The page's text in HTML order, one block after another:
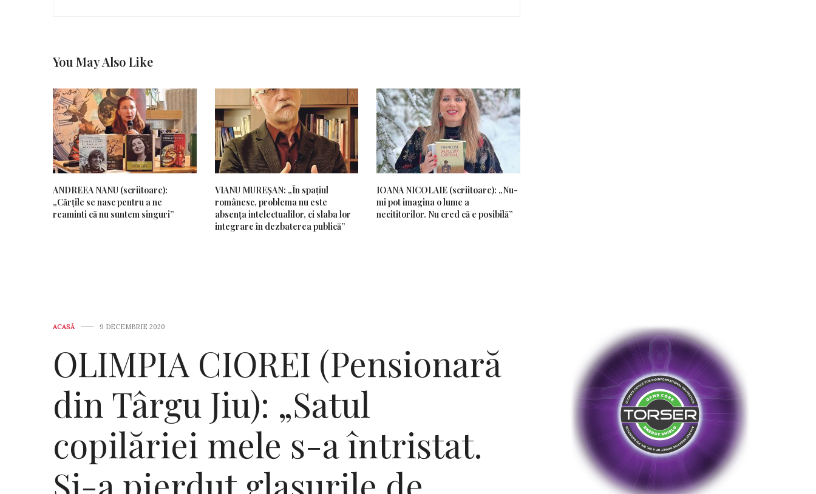
You May Also Like
ANDREEA NANU (scriitoare):
„Cărțile se nasc pentru a ne
reaminti că nu suntem singuri”
VIANU MUREȘAN: „În spațiul
românesc, problema nu este
absența intelectualilor, ci slaba lor
integrare în dezbaterea publică”
IOANA NICOLAIE (scriitoare): „Nu-
mi pot imagina o lume a
necititorilor. Nu cred că e posibilă”
ACASĂ 9 DECEMBRIE 2020
OLIMPIA CIOREI (Pensionară
din Târgu Jiu): „Satul
copilăriei mele s-a întristat.
Și-a pierdut glasurile de